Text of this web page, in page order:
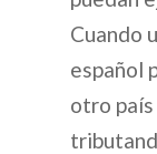
Cuando
español
otro